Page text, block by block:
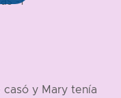
y Mary tenía